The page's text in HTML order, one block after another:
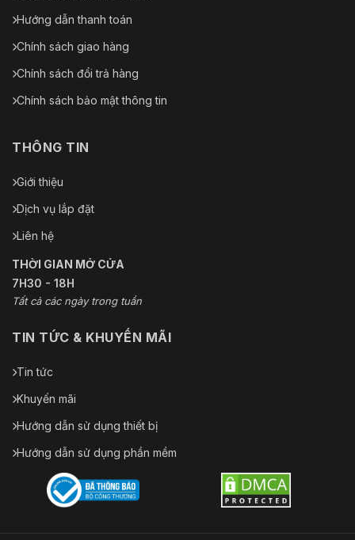
Hướng dẫn thanh toán
Chính sách giao hàng
Chính sách đổi trả hàng
Chính sách bảo mật thông tin
THÔNG TIN
Giới thiệu
Dịch vụ lắp đặt
Liên hệ
THỜI GIAN MỞ CỬA
7H30 - 18H
Tất cả các ngày trong tuần
TIN TỨC & KHUYẾN MÃI
Tin tức
Khuyến mãi
Hướng dẫn sử dụng thiết bị
Hướng dẫn sử dụng phần mềm